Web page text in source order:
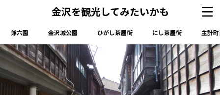
金沢を観光してみたいかも
兼六園 金沢城公園 ひがし茶屋街 にし茶屋街 主計